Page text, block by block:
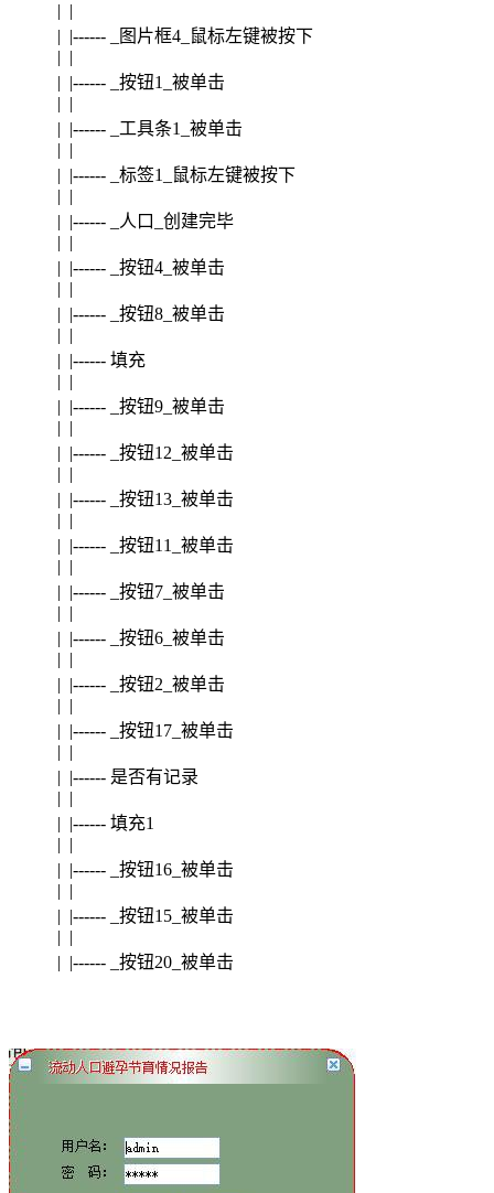
| |
| |------ _图片框4_鼠标左键被按下
| |
| |------ _按钮1_被单击
| |
| |------ _工具条1_被单击
| |
| |------ _标签1_鼠标左键被按下
| |
| |------ _人口_创建完毕
| |
| |------ _按钮4_被单击
| |
| |------ _按钮8_被单击
| |
| |------ 填充
| |
| |------ _按钮9_被单击
| |
| |------ _按钮12_被单击
| |
| |------ _按钮13_被单击
| |
| |------ _按钮11_被单击
| |
| |------ _按钮7_被单击
| |
| |------ _按钮6_被单击
| |
| |------ _按钮2_被单击
| |
| |------ _按钮17_被单击
| |
| |------ 是否有记录
| |
| |------ 填充1
| |
| |------ _按钮16_被单击
| |
| |------ _按钮15_被单击
| |
| |------ _按钮20_被单击